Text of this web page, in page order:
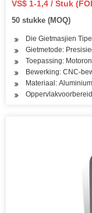
VS$ 1-1,4 / Stuk
50 stukke (MOQ)
Die Gietmasjien
Gietmetode:
Toepassing:
Bewerking: CNC-
Materiaal: Aluminium